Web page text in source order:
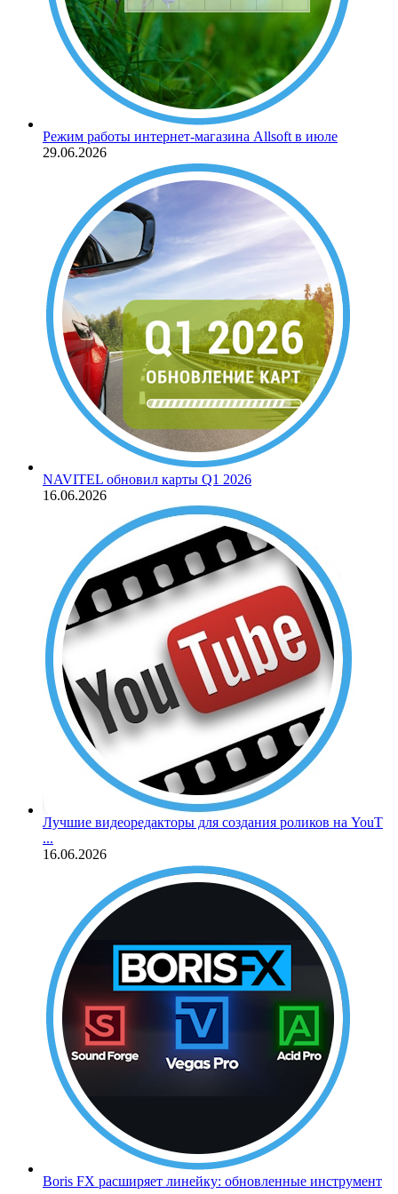
Режим работы интернет-магазина Allsoft в июле
29.06.2026
NAVITEL обновил карты Q1 2026
16.06.2026
Лучшие видеоредакторы для создания роликов на YouT
...
16.06.2026
Boris FX расширяет линейку: обновленные инструмент